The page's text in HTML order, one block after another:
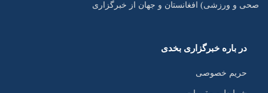
صحی و ورزشی) افغانستان و جهان از خبرگزاری
در باره خبرگزاری بخدی
حریم خصوصی